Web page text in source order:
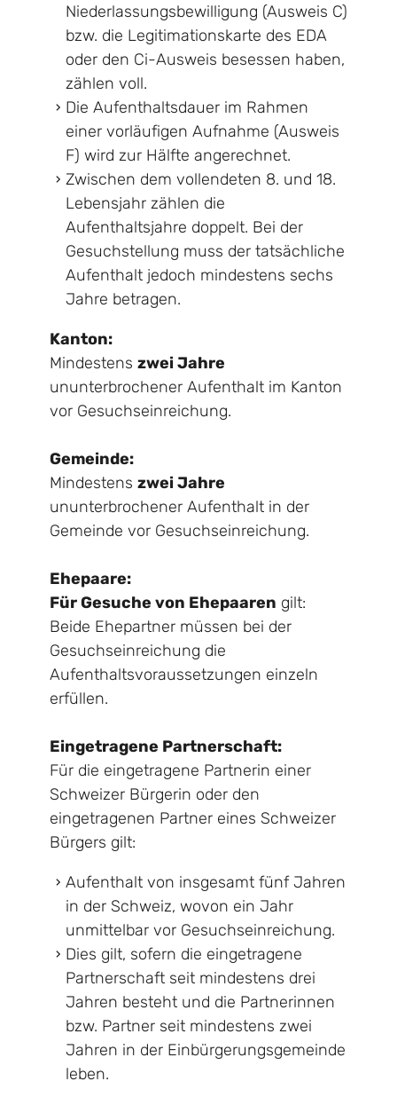
Niederlassungsbewilligung (Ausweis C)
bzw. die Legitimationskarte des EDA
oder den Ci-Ausweis besessen haben,
zählen voll.
Die Aufenthaltsdauer im Rahmen
einer vorläufigen Aufnahme (Ausweis
F) wird zur Hälfte angerechnet.
Zwischen dem vollendeten 8. und 18.
Lebensjahr zählen die
Aufenthaltsjahre doppelt. Bei der
Gesuchstellung muss der tatsächliche
Aufenthalt jedoch mindestens sechs
Jahre betragen.
Kanton:
Mindestens zwei Jahre
ununterbrochener Aufenthalt im Kanton
vor Gesuchseinreichung.
Gemeinde:
Mindestens zwei Jahre
ununterbrochener Aufenthalt in der
Gemeinde vor Gesuchseinreichung.
Ehepaare:
Für Gesuche von Ehepaaren gilt:
Beide Ehepartner müssen bei der
Gesuchseinreichung die
Aufenthaltsvoraussetzungen einzeln
erfüllen.
Eingetragene Partnerschaft:
Für die eingetragene Partnerin einer
Schweizer Bürgerin oder den
eingetragenen Partner eines Schweizer
Bürgers gilt:
Aufenthalt von insgesamt fünf Jahren
in der Schweiz, wovon ein Jahr
unmittelbar vor Gesuchseinreichung.
Dies gilt, sofern die eingetragene
Partnerschaft seit mindestens drei
Jahren besteht und die Partnerinnen
bzw. Partner seit mindestens zwei
Jahren in der Einbürgerungsgemeinde
leben.